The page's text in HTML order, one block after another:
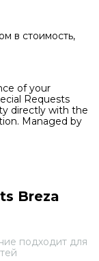
в стоимость,
of your
Requests
directly with the
Managed by
Breza
подходит для